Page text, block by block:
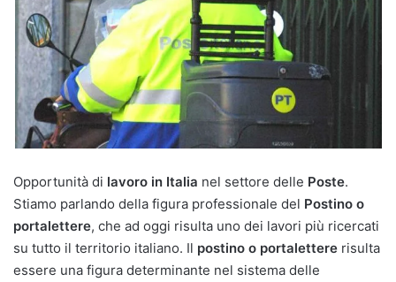
Opportunità di lavoro in Italia nel settore delle Poste.
Stiamo parlando della figura professionale del Postino o
portalettere, che ad oggi risulta uno dei lavori più ricercati
su tutto il territorio italiano. Il postino o portalettere risulta
essere una figura determinante nel sistema delle